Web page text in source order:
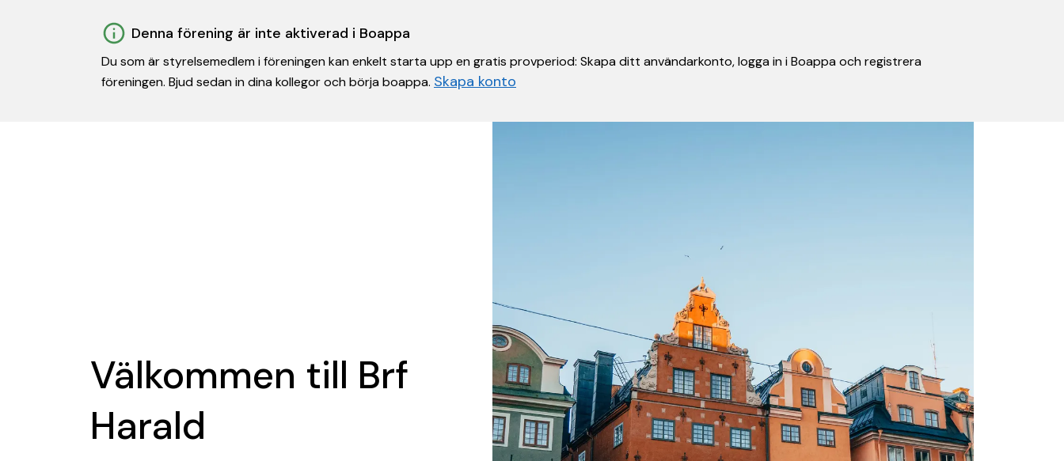
Denna förening är inte aktiverad i Boappa
Du som är styrelsemedlem i föreningen kan enkelt starta upp en gratis provperiod: Skapa ditt användarkonto, logga in i Boappa och registrera
föreningen. Bjud sedan in dina kollegor och börja boappa. Skapa konto
Välkommen till Brf
Harald